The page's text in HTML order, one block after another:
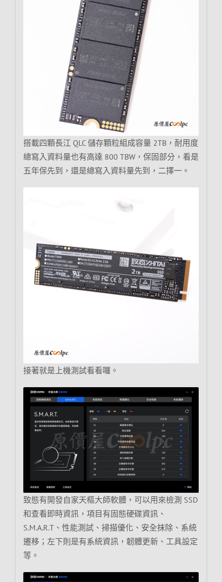
搭載四顆長江 QLC 儲存顆粒組成容量 2TB，耐用度
總寫入資料量也有高達 800 TBW，保固部分，看是
五年保先到，還是總寫入資料量先到，二擇一。
接著就是上機測試看看囉。
致態有開發自家天樞大師軟體，可以用來檢測 SSD
和查看即時資訊，項目有固態硬碟資訊、
S.M.A.R.T、性能測試、掃描優化、安全抹除、系統
遷移；左下則是有系統資訊，韌體更新、工具設定
等。